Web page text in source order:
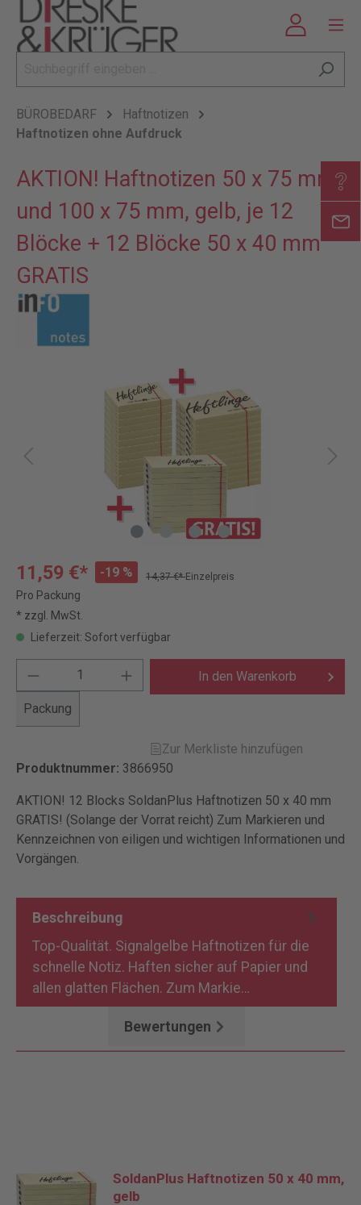
BÜROBEDARF
Haftnotizen
Haftnotizen ohne Aufdruck
AKTION! Haftnotizen 50 x 75 mm
und 100 x 75 mm, gelb, je 12
Blöcke + 12 Blöcke 50 x 40 mm
GRATIS
11,59 €* -19 % 14,37 €*Einzelpreis
Pro Packung
* zzgl. MwSt.
Lieferzeit: Sofort verfügbar
Packung
In den Warenkorb
Zur Merkliste hinzufügen
Produktnummer: 3866950
AKTION! 12 Blocks SoldanPlus Haftnotizen 50 x 40 mm
GRATIS! (Solange der Vorrat reicht) Zum Markieren und
Kennzeichnen von eiligen und wichtigen Informationen und
Vorgängen.
Beschreibung
Top-Qualität. Signalgelbe Haftnotizen für die
schnelle Notiz. Haften sicher auf Papier und
allen glatten Flächen. Zum Markie…
Bewertungen
SoldanPlus Haftnotizen 50 x 40 mm,
gelb